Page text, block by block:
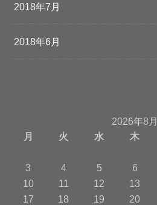
2018年7月
2018年6月
2026年8月
月
火 水 木
3
4 5 6
10
11 12 13
17
18 19 20